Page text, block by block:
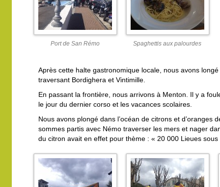
Port de San Rémo Spaghettis aux palourdes
Après cette halte gastronomique locale, nous avons
traversant Bordighera et Vintimille.
En passant la frontière, nous arrivons à Menton. Il y a
le jour du dernier corso et les vacances scolaires.
Nous avons plongé dans l’océan de citrons et d’oranges
sommes partis avec Némo traverser les mers et nager
du citron avait en effet pour thème : « 20 000 Lieues sous